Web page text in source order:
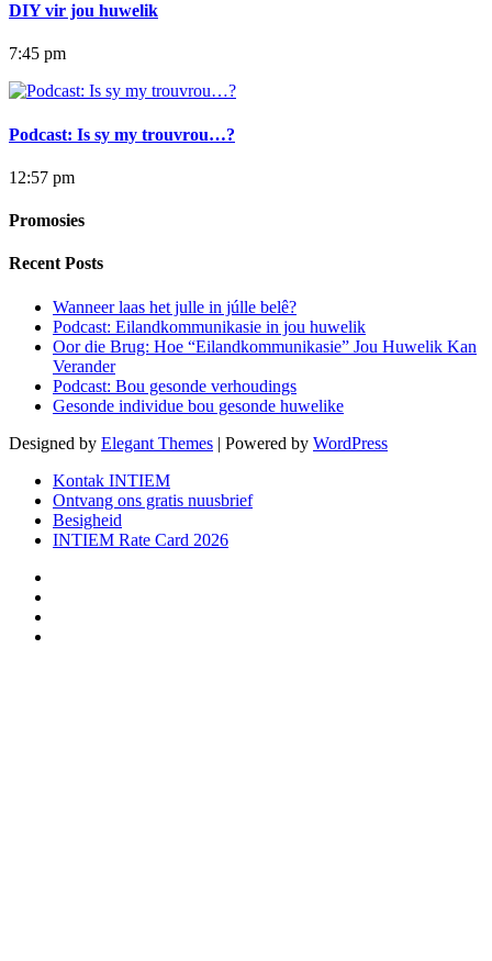
DIY vir jou huwelik
7:45 pm
Podcast: Is sy my trouvrou…?
12:57 pm
Promosies
Recent Posts
Wanneer laas het julle in júlle belê?
Podcast: Eilandkommunikasie in jou huwelik
Oor die Brug: Hoe “Eilandkommunikasie” Jou Huwelik Kan
Verander
Podcast: Bou gesonde verhoudings
Gesonde individue bou gesonde huwelike
Designed by Elegant Themes | Powered by WordPress
Kontak INTIEM
Ontvang ons gratis nuusbrief
Besigheid
INTIEM Rate Card 2026